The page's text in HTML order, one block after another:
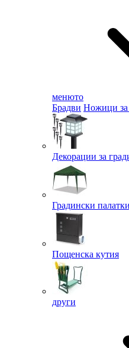
менюто
Брадви Ножици за
Декорации за
Градински
Пощенска кутия
други